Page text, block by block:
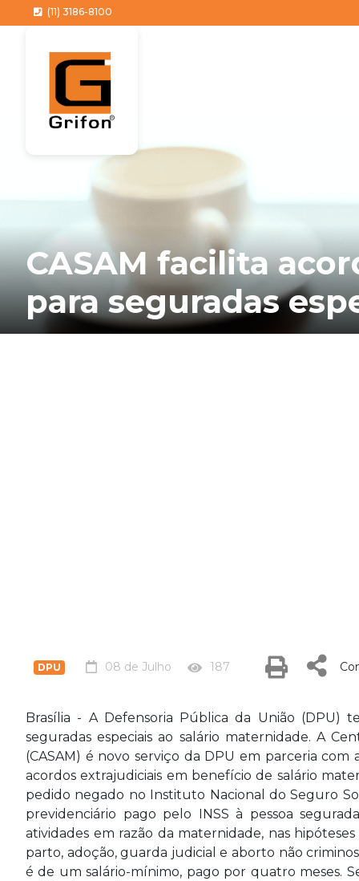
(11) 3186-8100
CASAM facilita
para seguradas
DPU 08 de Julho 187
Brasília - A Defensoria Pública da União (DPU)
seguradas especiais ao salário maternidade. A
(CASAM) é novo serviço da DPU em parceria com
acordos extrajudiciais em benefício de salário
pedido negado no Instituto Nacional do Seguro
previdenciário pago pelo INSS à pessoa
atividades em razão da maternidade, nas
parto, adoção, guarda judicial e aborto não
é de um salário-mínimo, pago por quatro meses.